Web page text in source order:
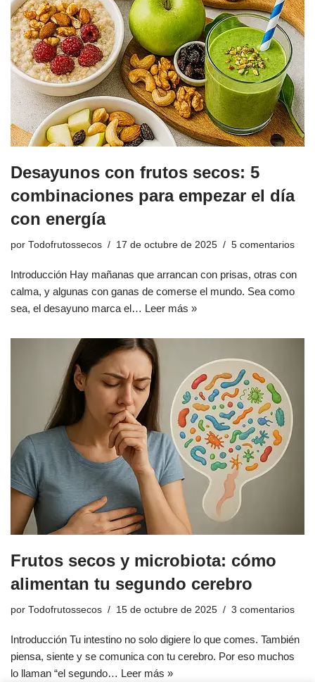
Desayunos con frutos secos: 5
combinaciones para empezar el día
con energía
por Todofrutossecos 17 de octubre de 2025 5 comentarios
Introducción Hay mañanas que arrancan con prisas, otras con
calma, y algunas con ganas de comerse el mundo. Sea como
sea, el desayuno marca el… Leer más »
Frutos secos y microbiota: cómo
alimentan tu segundo cerebro
por Todofrutossecos 15 de octubre de 2025 3 comentarios
Introducción Tu intestino no solo digiere lo que comes. También
piensa, siente y se comunica con tu cerebro. Por eso muchos
lo llaman “el segundo… Leer más »